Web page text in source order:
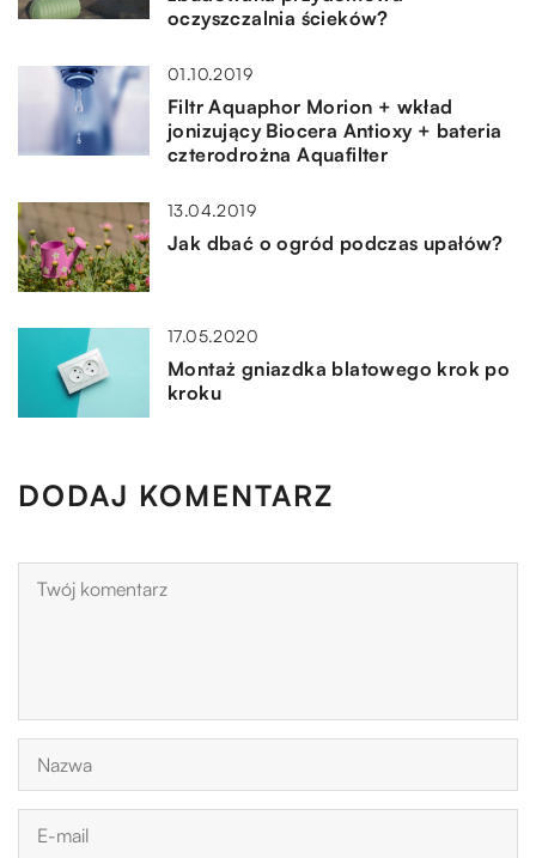
oczyszczalnia ścieków?
01.10.2019
Filtr Aquaphor Morion + wkład
jonizujący Biocera Antioxy + bateria
czterodrożna Aquafilter
13.04.2019
Jak dbać o ogród podczas upałów?
17.05.2020
Montaż gniazdka blatowego krok po
kroku
DODAJ KOMENTARZ